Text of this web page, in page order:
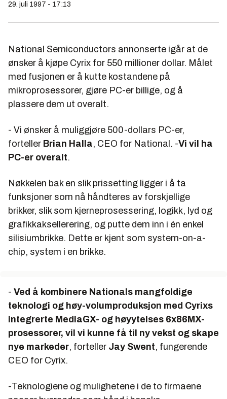
29. juli 1997 - 17:13
National Semiconductors annonserte igår at de
ønsker å kjøpe Cyrix for 550 millioner dollar. Målet
med fusjonen er å kutte kostandene på
mikroprosessorer, gjøre PC-er billige, og å
plassere dem ut overalt.
- Vi ønsker å muliggjøre 500-dollars PC-er,
forteller Brian Halla, CEO for National. -Vi vil ha
PC-er overalt.
Nøkkelen bak en slik prissetting ligger i å ta
funksjoner som nå håndteres av forskjellige
brikker, slik som kjerneprosessering, logikk, lyd og
grafikkaksellerering, og putte dem inn i én enkel
silisiumbrikke. Dette er kjent som system-on-a-
chip, system i en brikke.
- Ved å kombinere Nationals mangfoldige
teknologi og høy-volumproduksjon med Cyrixs
integrerte MediaGX- og høyytelses 6x86MX-
prosessorer, vil vi kunne få til ny vekst og skape
nye markeder, forteller Jay Swent, fungerende
CEO for Cyrix.
-Teknologiene og mulighetene i de to firmaene